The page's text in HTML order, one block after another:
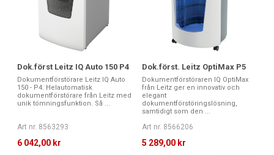
Dok.först Leitz IQ Auto 150 P4
Dokumentförstörare Leitz IQ Auto
150 - P4. Helautomatisk
dokumentförstörare från Leitz med
unik tömningsfunktion. Så ...
Art nr. 8563293
6 042,00 kr
Dok.först. Leitz OptiMax P5
Dokumentförstöraren IQ OptiMax
från Leitz ger en innovativ och
elegant
dokumentförstöringslösning,
samtidigt som den ...
Art nr. 8566206
5 289,00 kr